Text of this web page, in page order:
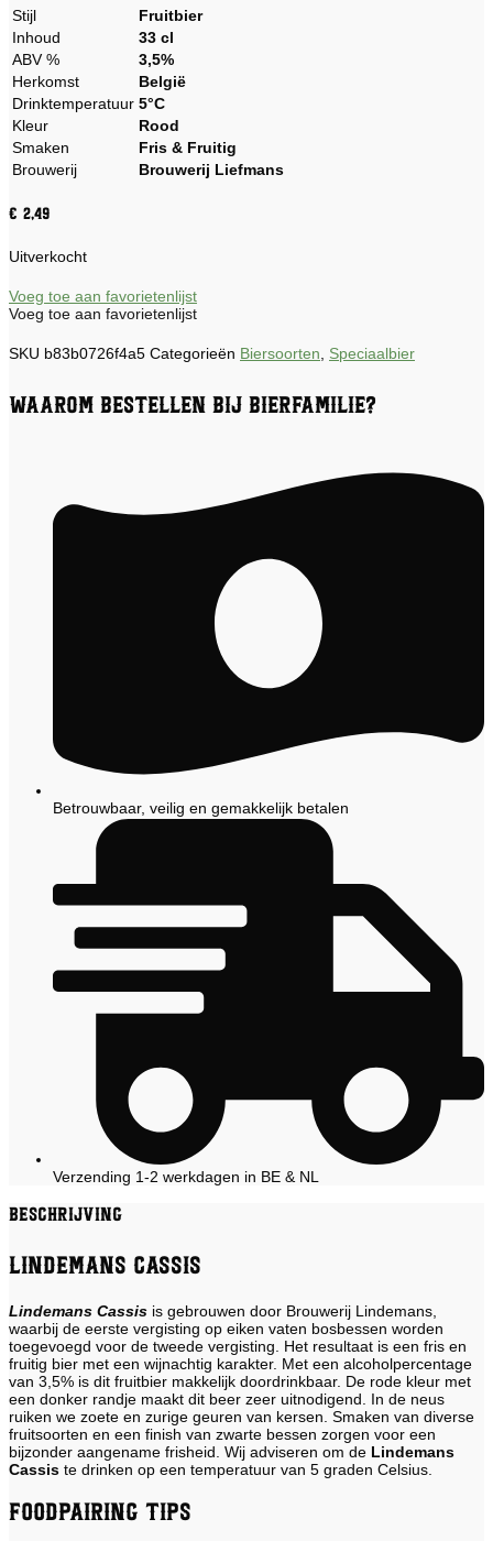
Stijl
Fruitbier
Inhoud
33 cl
ABV %
3,5%
Herkomst
België
Drinktemperatuur 5°C
Kleur
Rood
Smaken
Fris & Fruitig
Brouwerij
Brouwerij Liefmans
€ 2,49
Uitverkocht
Voeg toe aan favorietenlijst
Voeg toe aan favorietenlijst
SKU b83b0726f4a5 Categorieën Biersoorten Speciaalbier
Waarom bestellen bij Bierfamilie?
Betrouwbaar, veilig en gemakkelijk betalen
Verzending 1-2 werkdagen in BE & NL
Beschrijving
Lindemans Cassis
Lindemans Cassis is gebrouwen door Brouwerij Lindemans,
waarbij de eerste vergisting op eiken vaten bosbessen worden
toegevoegd voor de tweede vergisting. Het resultaat is een fris en
fruitig bier met een wijnachtig karakter. Met een alcoholpercentage
van 3,5% is dit fruitbier makkelijk doordrinkbaar. De rode kleur met
een donker randje maakt dit beer zeer uitnodigend. In de neus
ruiken we zoete en zurige geuren van kersen. Smaken van diverse
fruitsoorten en een finish van zwarte bessen zorgen voor een
bijzonder aangename frisheid. Wij adviseren om de Lindemans
Cassis te drinken op een temperatuur van 5 graden Celsius.
Foodpairing tips